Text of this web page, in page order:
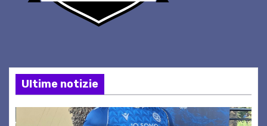
Ultime notizie